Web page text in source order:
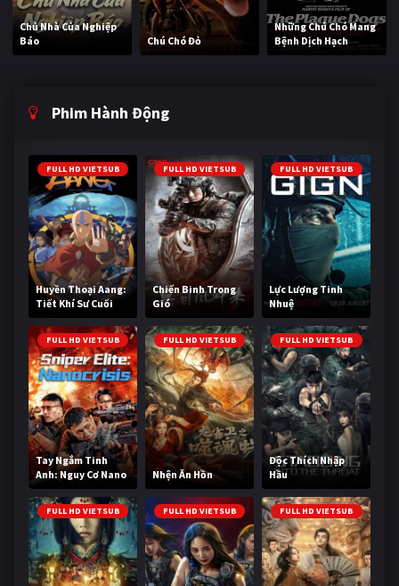
Chủ Nhà Của Nghiệp
Báo
Chú Chó Đỏ
Những Chú Chó Mang
Bệnh Dịch Hạch
Phim Hành Động
FULL HD VIETSUB
Huyền Thoại Aang:
Tiết Khí Sư Cuối
Cùng
FULL HD VIETSUB
Chiến Binh Trong
Gió
FULL HD VIETSUB
Lực Lượng Tinh
Nhuệ
FULL HD VIETSUB
Tay Ngắm Tinh
Anh: Nguy Cơ Nano
FULL HD VIETSUB
Nhện Ăn Hồn
FULL HD VIETSUB
Độc Thích Nhập
Hầu
FULL HD VIETSUB FULL HD VIETSUB FULL HD VIETSUB